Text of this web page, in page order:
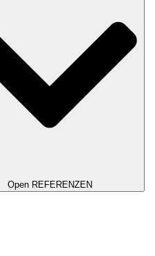
Open REFERENZEN